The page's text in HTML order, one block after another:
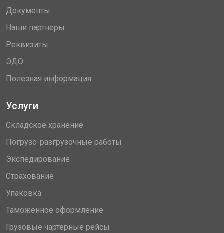
Документы
Наши партнеры
Реквизиты
ЭДО
Полезная информация
Услуги
Складское хранение
Погрузо-разгрузочные работы
Экспедирование
Страхование
Упаковка
Таможенное оформление
Грузовые чартерные рейсы